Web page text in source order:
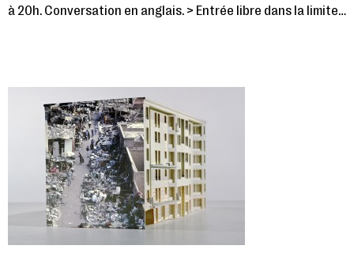
à 20h. Conversation en anglais. > Entrée libre dans la limite…